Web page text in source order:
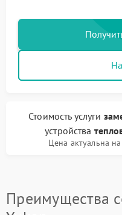
Стоимость услуги
устройства
Цена актуальна
Преимущества